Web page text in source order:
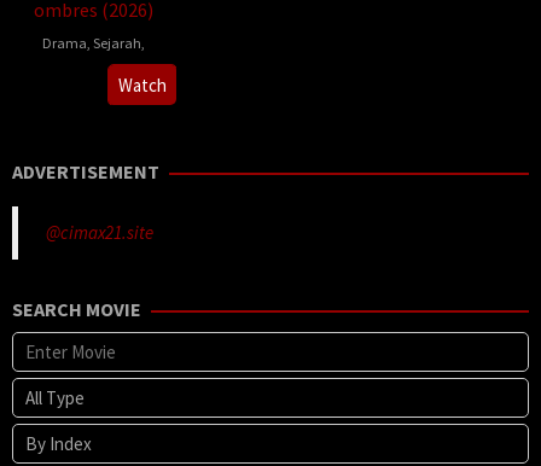
ombres (2026)
Drama ,Sejarah
Xavier
Giannoli
Watch
ADVERTISEMENT
@cimax21.site
SEARCH MOVIE